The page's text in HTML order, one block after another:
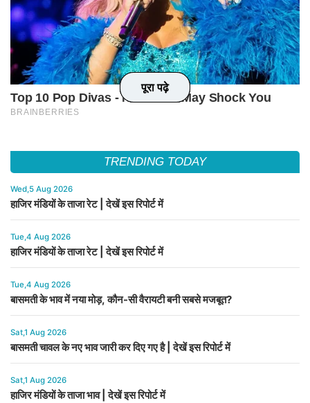
पूरा पढ़े
पूरा पढ़े
पूरा पढ़े
पूरा पढ़े
TRENDING TODAY
Wed,5 Aug 2026
हाजिर मंडियों के ताजा रेट | देखें इस रिपोर्ट में
Tue,4 Aug 2026
हाजिर मंडियों के ताजा रेट | देखें इस रिपोर्ट में
Tue,4 Aug 2026
बासमती के भाव में नया मोड़, कौन-सी वैरायटी बनी सबसे मजबूत?
Sat,1 Aug 2026
बासमती चावल के नए भाव जारी कर दिए गए है | देखें इस रिपोर्ट में
Sat,1 Aug 2026
हाजिर मंडियों के ताजा भाव | देखें इस रिपोर्ट में